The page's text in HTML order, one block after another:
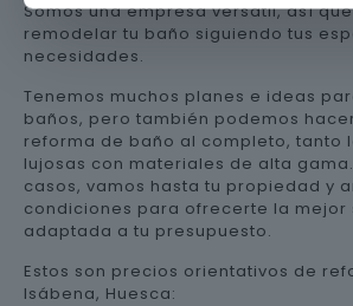
Somos una empresa versátil, así
remodelar tu baño siguiendo tus
necesidades.
Tenemos muchos planes e ideas
baños, pero también podemos
reforma de baño al completo, tanto
lujosas con materiales de alta
casos, vamos hasta tu propiedad y
condiciones para ofrecerte la mejor
adaptada a tu presupuesto.
Estos son precios orientativos de
Isábena, Huesca: